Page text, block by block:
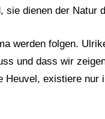
sie dienen der Natur
werden folgen.
und dass wir
Heuvel, existiere nur